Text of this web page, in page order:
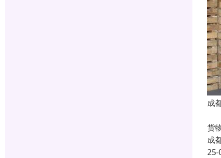
成
货
成
25-